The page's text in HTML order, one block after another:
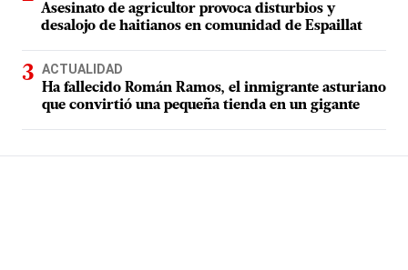
Asesinato de agricultor provoca disturbios y
desalojo de haitianos en comunidad de Espaillat
ACTUALIDAD
Ha fallecido Román Ramos, el inmigrante asturiano
que convirtió una pequeña tienda en un gigante